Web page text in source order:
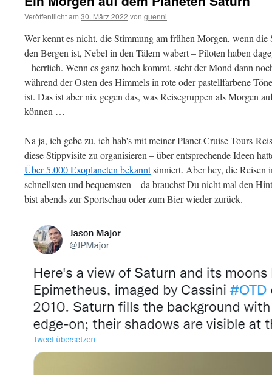
Veröffentlicht am 30. März 2022 von guenni
Wer kennt es nicht, die Stimmung am frühen Morgen, wenn die
den Bergen ist, Nebel in den Tälern wabert – Piloten haben
– herrlich. Wenn es ganz hoch kommt, steht der Mond dann
während der Osten des Himmels in rote oder pastellfarbene
ist. Das ist aber nix gegen das, was Reisegruppen als Morgen
können …
Na ja, ich gebe zu, ich hab's mit meiner Planet Cruise Tours-
diese Stippvisite zu organisieren – über entsprechende Ideen
Über 5.000 Exoplaneten bekanntsinniert. Aber hey, die Reisen
schnellsten und bequemsten – da brauchst Du nicht mal den
bist abends zur Sportschau oder zum Bier wieder zurück.